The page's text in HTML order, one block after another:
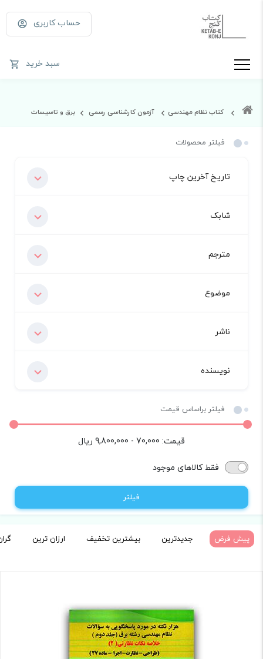
حساب کاربری
سبد خرید
کتاب نظام مهندسی آزمون کارشناسی رسمی برق و تاسیسات
فیلتر محصولات
تاریخ آخرین چاپ
شابک
مترجم
موضوع
ناشر
نویسنده
فیلتر براساس قیمت
قیمت: 70,000 - 9,800,000
ریال
فقط کالاهای موجود
فیلتر
پیش فرض جدیدترین بیشترین تخفیف ارزان ترین